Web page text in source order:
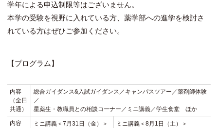
学年による申込制限等はございません。
本学の受験を視野に入れている方、薬学部への進学を検討さ
れている方はぜひご参加ください。
【プログラム】
内容
（全日
共通）
総合ガイダンス&入試ガイダンス／キャンパスツアー／薬剤師体験
／
星薬生・教職員との相談コーナー／ミニ講義／学生食堂 ほか
内容
ミニ講義＜7月31日（金）＞
ミニ講義＜8月1日（土）＞